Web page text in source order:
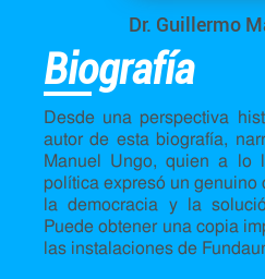
Dr. Guillermo
Biografía
Desde una perspectiva
autor de esta biografía,
Manuel Ungo, quien a lo
política expresó un genuino
la democracia y la
Puede obtener una copia
las instalaciones de